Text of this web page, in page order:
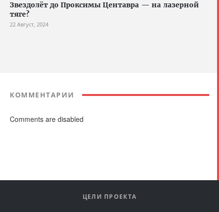
Звездолёт до Проксимы Центавра — на лазерной
тяге?
22 Август, 2024
КОММЕНТАРИИ
Comments are disabled
ЦЕЛИ ПРОЕКТА